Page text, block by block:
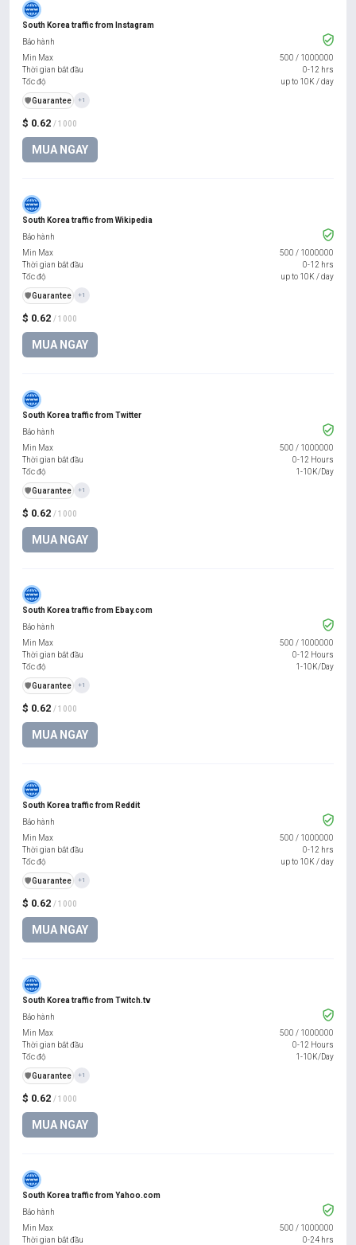
South Korea traffic from Instagram
$ 0.62 / 1000
MUA NGAY
Bảo hành
Min Max
500 / 1000000
Thời gian bắt đầu
0-12 hrs
Tốc độ
up to 10K / day
️🛡️Guarantee +1
South Korea traffic from Wikipedia
$ 0.62 / 1000
MUA NGAY
Bảo hành
Min Max
500 / 1000000
Thời gian bắt đầu
0-12 hrs
Tốc độ
up to 10K / day
️🛡️Guarantee +1
South Korea traffic from Twitter
$ 0.62 / 1000
MUA NGAY
Bảo hành
Min Max
500 / 1000000
Thời gian bắt đầu
0-12 Hours
Tốc độ
1-10K/Day
️🛡️Guarantee +1
South Korea traffic from Ebay.com
$ 0.62 / 1000
MUA NGAY
Bảo hành
Min Max
500 / 1000000
Thời gian bắt đầu
0-12 Hours
Tốc độ
1-10K/Day
️🛡️Guarantee +1
South Korea traffic from Reddit
$ 0.62 / 1000
MUA NGAY
Bảo hành
Min Max
500 / 1000000
Thời gian bắt đầu
0-12 hrs
Tốc độ
up to 10K / day
️🛡️Guarantee +1
South Korea traffic from Twitch.tv
$ 0.62 / 1000
MUA NGAY
Bảo hành
Min Max
500 / 1000000
Thời gian bắt đầu
0-12 Hours
Tốc độ
1-10K/Day
️🛡️Guarantee +1
South Korea traffic from Yahoo.com
Bảo hành
Min Max
500 / 1000000
Thời gian bắt đầu
0-24 hrs